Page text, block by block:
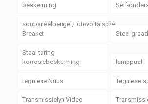
beskerming Self-
sonpaneelbeugel,Fotovoltaïsche
Breaket
Steel
Staal toring
korrosiebeskerming
lamppaal
tegniese Nuus Tegniese
Transmissielyn Video